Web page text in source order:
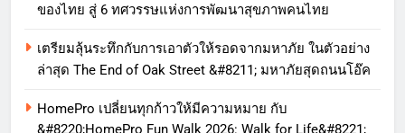
ของไทย สู่ 6 ทศวรรษแห่งการพัฒนาสุขภาพคนไทย
เตรียมลุ้นระทึกกับการเอาตัวให้รอดจากมหาภัย ในตัวอย่าง
ล่าสุด The End of Oak Street &#8211; มหาภัยสุดถนนโอ๊ค
HomePro เปลี่ยนทุกก้าวให้มีความหมาย กับ
&#8220;HomePro Fun Walk 2026: Walk for Life&#8221;